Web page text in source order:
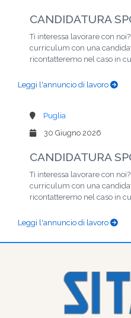
CANDIDATURA
Ti interessa lavorare con
curriculum con una
ricontatteremo nel caso in
Leggi l'annuncio di lavoro
Puglia
30 Giugno 2026
CANDIDATURA
Ti interessa lavorare con
curriculum con una
ricontatteremo nel caso in
Leggi l'annuncio di lavoro